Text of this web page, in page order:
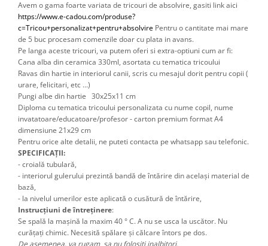
https://www.e-cadou.com/produse?
c=Tricou+personalizat+pentru+absolvire Pentru o cantitate mai mare
de 5 buc procesam comenzile doar cu plata in avans.
Pe langa aceste tricouri, va putem oferi si extra-optiuni cum ar fi:
Cana alba din ceramica 330ml, asortata cu tematica tricoului
Ravas din hartie in interiorul canii, scris cu mesajul dorit pentru copii (
urare, felicitari, etc ...)
Pungi albe din hartie 30x25x11 cm
Diploma cu tematica tricoului personalizata cu nume copil, nume
invatatoare/educatoare/profesor - carton premium format A4
dimensiune 21x29 cm
Pentru orice alte detalii, ne puteti contacta pe whatsapp sau telefonic.
SPECIFICAȚII:
- croială tubulară,
- interiorul gulerului prezintă bandă de întărire din același material de
bază,
- la nivelul umerilor este aplicată o cusătură de întărire,
Instrucțiuni de întreținere:
Se spală la mașină la maxim 40 ° C. A nu se usca la uscător. Nu
curățați chimic. Necesită spălare și călcare întors pe dos.